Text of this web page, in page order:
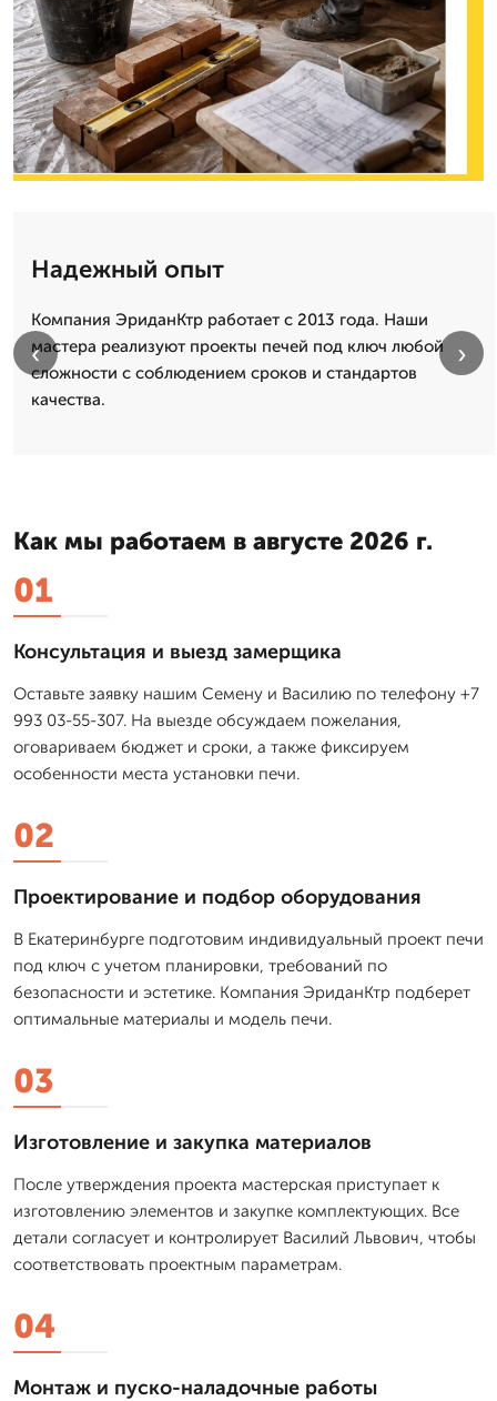
Надежный опыт
Компания ЭриданКтр работает с 2013 года. Наши
мастера реализуют проекты печей под ключ любой
сложности с соблюдением сроков и стандартов
качества.
‹ ›
Как мы работаем в августе 2026 г.
01
Консультация и выезд замерщика
Оставьте заявку нашим Семену и Василию по телефону +7
993 03-55-307. На выезде обсуждаем пожелания,
оговариваем бюджет и сроки, а также фиксируем
особенности места установки печи.
02
Проектирование и подбор оборудования
В Екатеринбурге подготовим индивидуальный проект печи
под ключ с учетом планировки, требований по
безопасности и эстетике. Компания ЭриданКтр подберет
оптимальные материалы и модель печи.
03
Изготовление и закупка материалов
После утверждения проекта мастерская приступает к
изготовлению элементов и закупке комплектующих. Все
детали согласует и контролирует Василий Львович, чтобы
соответствовать проектным параметрам.
04
Монтаж и пуско-наладочные работы